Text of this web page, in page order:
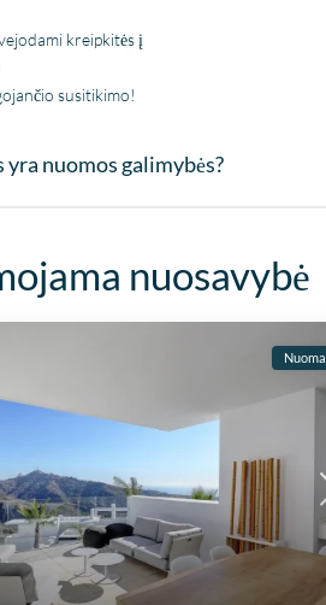
kreipkitės į
susitikimo!
yra nuomos galimybės?
nuosavybė
Nuoma